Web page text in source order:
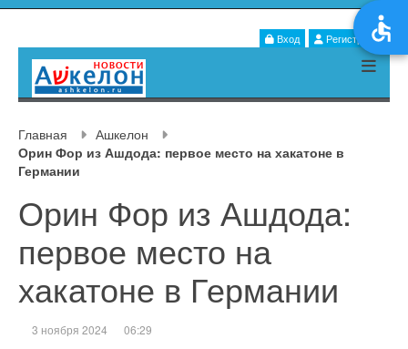
Вход Регистрация
Главная
Ашкелон
Орин Фор из Ашдода: первое место на хакатоне в
Германии
Орин Фор из Ашдода:
первое место на
хакатоне в Германии
3 ноября 2024 06:29